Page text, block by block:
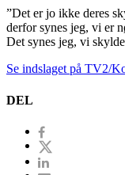
”Det er jo ikke deres
derfor synes jeg, vi er
Det synes jeg, vi
Se indslaget på TV2/
DEL